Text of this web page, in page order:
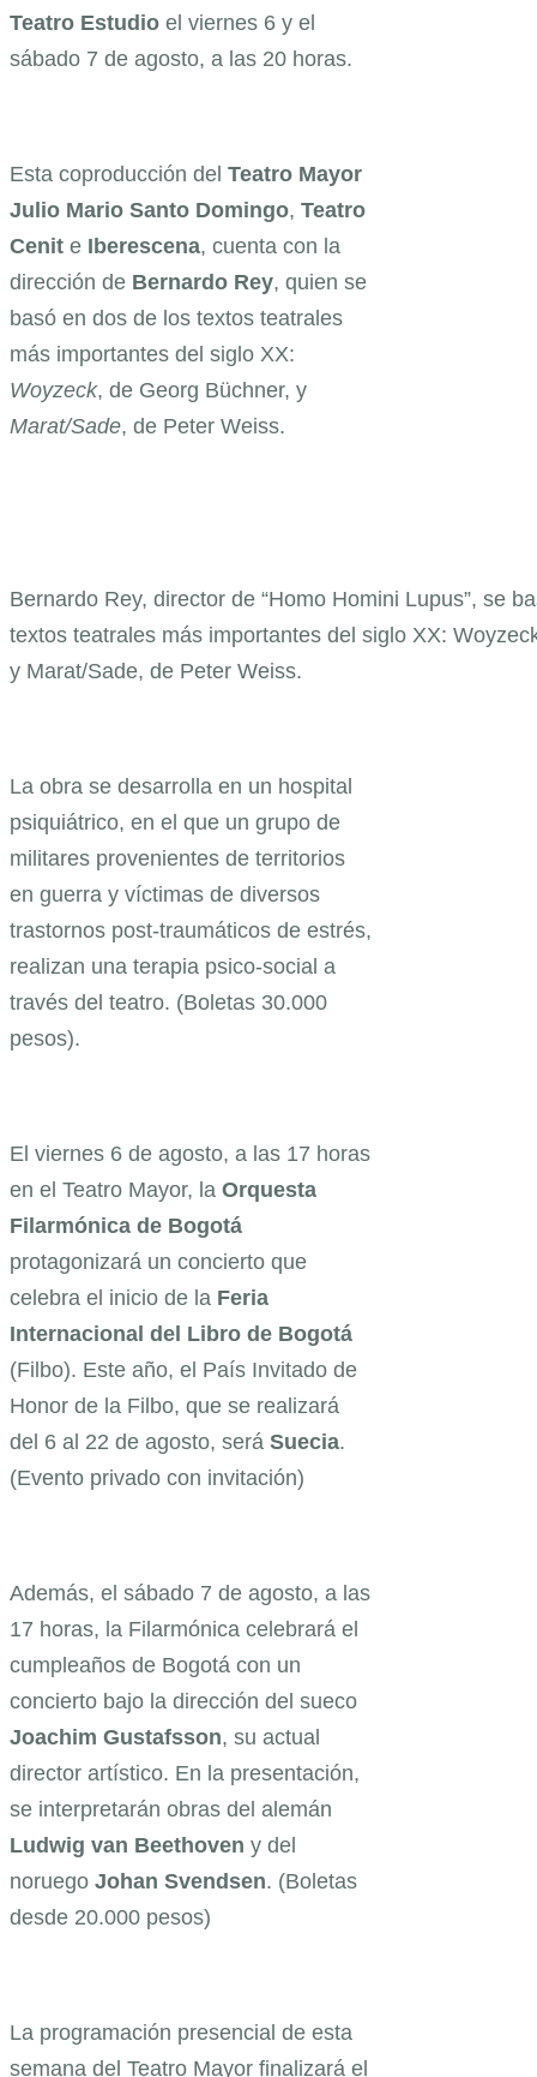
Teatro Estudio el viernes 6 y el
sábado 7 de agosto, a las 20 horas.
Esta coproducción del Teatro Mayor
Julio Mario Santo Domingo, Teatro
Cenit e Iberescena, cuenta con la
dirección de Bernardo Rey, quien se
basó en dos de los textos teatrales
más importantes del siglo XX:
Woyzeck, de Georg Büchner, y
Marat/Sade, de Peter Weiss.
Bernardo Rey, director de “Homo Homini Lupus”, se
textos teatrales más importantes del siglo XX:
y Marat/Sade, de Peter Weiss.
La obra se desarrolla en un hospital
psiquiátrico, en el que un grupo de
militares provenientes de territorios
en guerra y víctimas de diversos
trastornos post-traumáticos de estrés,
realizan una terapia psico-social a
través del teatro. (Boletas 30.000
pesos).
El viernes 6 de agosto, a las 17 horas
en el Teatro Mayor, la Orquesta
Filarmónica de Bogotá
protagonizará un concierto que
celebra el inicio de la Feria
Internacional del Libro de Bogotá
(Filbo). Este año, el País Invitado de
Honor de la Filbo, que se realizará
del 6 al 22 de agosto, será Suecia.
(Evento privado con invitación)
Además, el sábado 7 de agosto, a las
17 horas, la Filarmónica celebrará el
cumpleaños de Bogotá con un
concierto bajo la dirección del sueco
Joachim Gustafsson, su actual
director artístico. En la presentación,
se interpretarán obras del alemán
Ludwig van Beethoven y del
noruego Johan Svendsen. (Boletas
desde 20.000 pesos)
La programación presencial de esta
semana del Teatro Mayor finalizará el